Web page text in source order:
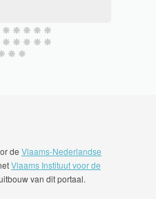
de Vlaams-Nederlandse
Vlaams Instituut voor de
van dit portaal.